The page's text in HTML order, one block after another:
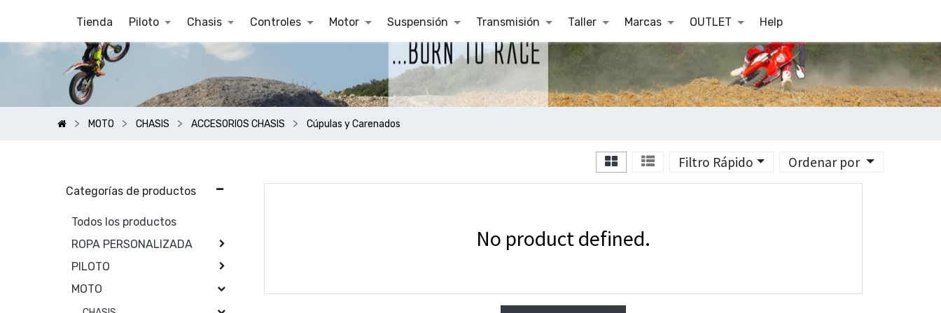
Tienda Piloto Chasis Controles Motor Suspensión Transmisión Taller Marcas OUTLET Help
MOTO CHASIS ACCESORIOS CHASIS Cúpulas y Carenados
Ordenar por
Filtro Rápido
Categorías de productos
Todos los productos
ROPA PERSONALIZADA
PILOTO
MOTO
No product defined.